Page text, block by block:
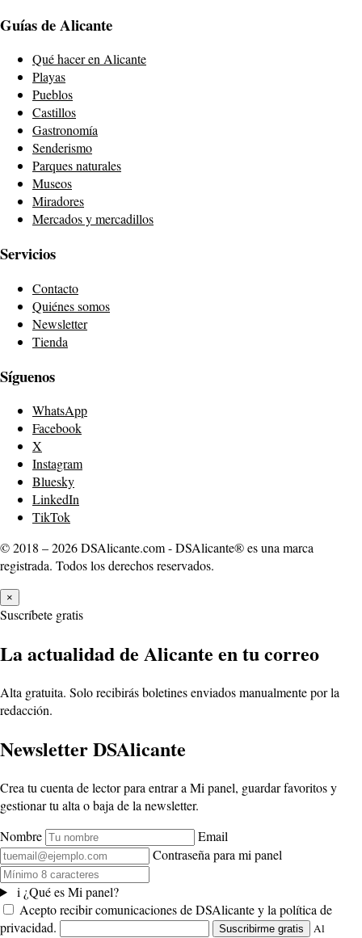
Guías de Alicante
Qué hacer en Alicante
Playas
Pueblos
Castillos
Gastronomía
Senderismo
Parques naturales
Museos
Miradores
Mercados y mercadillos
Servicios
Contacto
Quiénes somos
Newsletter
Tienda
Síguenos
WhatsApp
Facebook
X
Instagram
Bluesky
LinkedIn
TikTok
© 2018 – 2026 DSAlicante.com - DSAlicante® es una marca
registrada. Todos los derechos reservados.
×
Suscríbete gratis
La actualidad de Alicante en tu correo
Alta gratuita. Solo recibirás boletines enviados manualmente por la
redacción.
Newsletter DSAlicante
Crea tu cuenta de lector para entrar a Mi panel, guardar favoritos y
gestionar tu alta o baja de la newsletter.
Nombre
Email
Contraseña para mi panel
i ¿Qué es Mi panel?
Acepto recibir comunicaciones de DSAlicante y la política de
privacidad.
Suscribirme gratis
Al